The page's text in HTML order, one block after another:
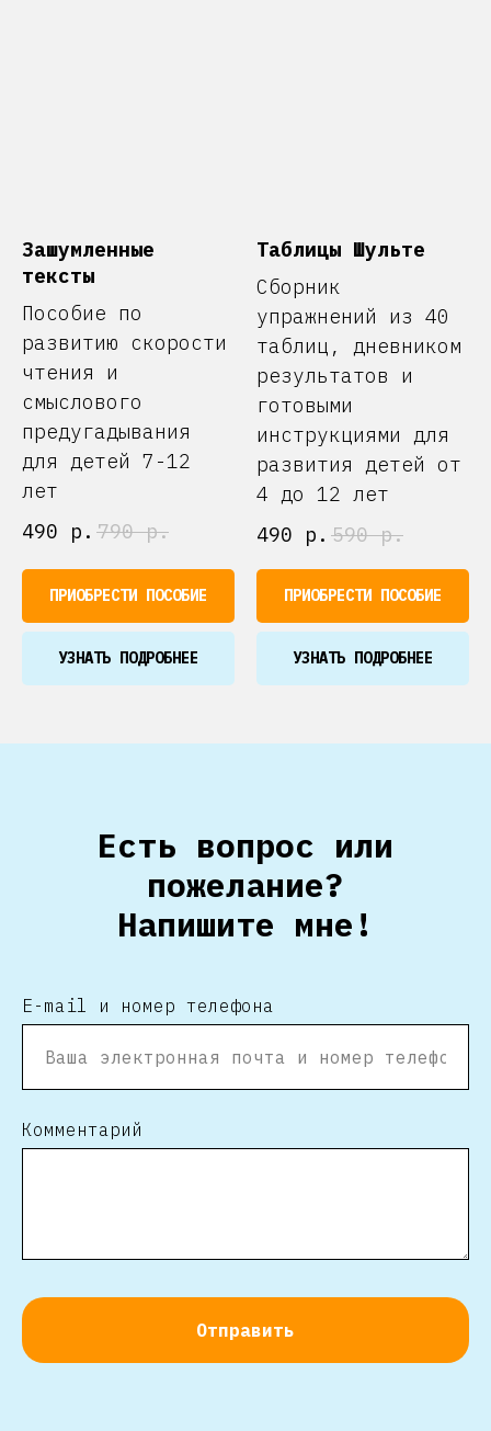
Зашумленные
тексты
Пособие по
развитию скорости
чтения и
смыслового
предугадывания
для детей 7-12
лет
490
р. 790 р.
ПРИОБРЕСТИ ПОСОБИЕ
УЗНАТЬ ПОДРОБНЕЕ
Таблицы Шульте
Сборник
упражнений из 40
таблиц, дневником
результатов и
готовыми
инструкциями для
развития детей от
4 до 12 лет
490
р. 590 р.
ПРИОБРЕСТИ ПОСОБИЕ
УЗНАТЬ ПОДРОБНЕЕ
Есть вопрос или
пожелание?
Напишите мне!
E-mail и номер телефона
Комментарий
Отправить